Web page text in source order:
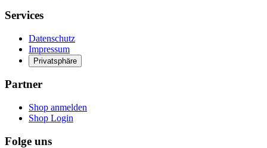
Services
Datenschutz
Impressum
Privatsphäre
Partner
Shop anmelden
Shop Login
Folge uns